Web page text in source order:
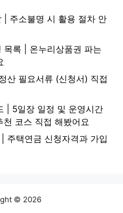
| 주소불명 시 활용 절차 안
목록 | 온누리상품권 파는
산 필요서류 (신청서) 직접
| 5일장 일정 및 운영시간
천 코스 직접 해봤어요
주택연금 신청자격과 가입
© 2026